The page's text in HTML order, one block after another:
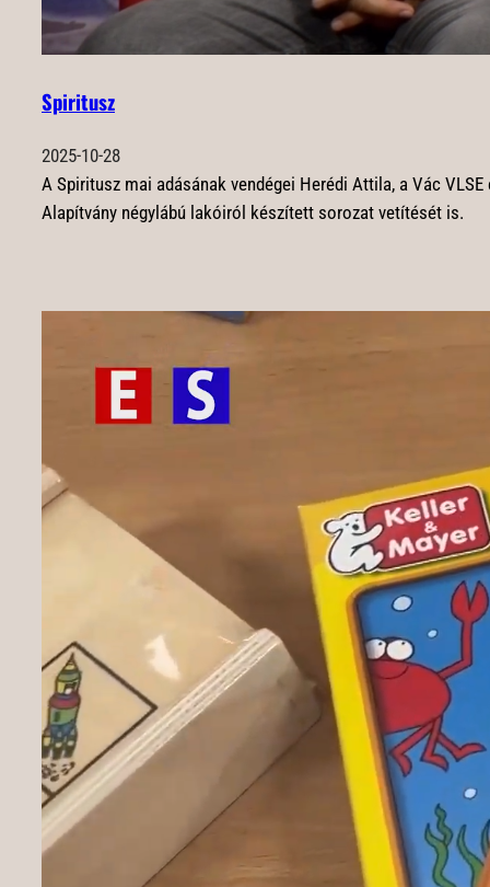
Spiritusz
2025-10-28
A Spiritusz mai adásának vendégei Herédi Attila, a Vác
Alapítvány négylábú lakóiról készített sorozat vetítését is.